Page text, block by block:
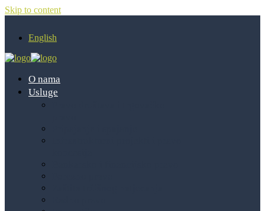
Skip to content
English
O nama
Usluge